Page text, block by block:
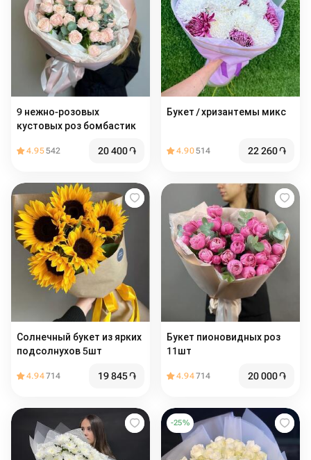
9 нежно-розовых
кустовых роз бомбастик
4.95542 20 400֏
Букет / хризантемы микс
4.90514 22 260֏
Солнечный букет из ярких
подсолнухов 5шт
4.94714 19 845֏
Букет пионовидных роз
11шт
4.94714 20 000֏
-25%